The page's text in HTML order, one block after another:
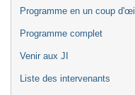
Programme en un coup d'œil
Programme complet
Venir aux JI
Liste des intervenants